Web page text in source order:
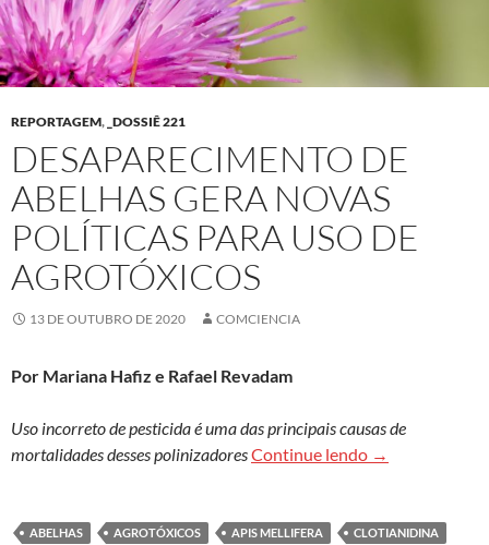
REPORTAGEM, _DOSSIÊ 221
DESAPARECIMENTO DE
ABELHAS GERA NOVAS
POLÍTICAS PARA USO DE
AGROTÓXICOS
13 DE OUTUBRO DE 2020 COMCIENCIA
Por Mariana Hafiz e Rafael Revadam
Uso incorreto de pesticida é uma das principais causas de
mortalidades desses polinizadoresContinue lendo →
ABELHAS AGROTÓXICOS APIS MELLIFERA
CLOTIANIDINA